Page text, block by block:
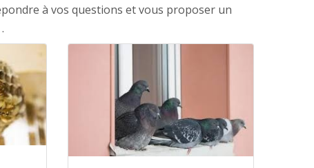
à vos questions et vous proposer un